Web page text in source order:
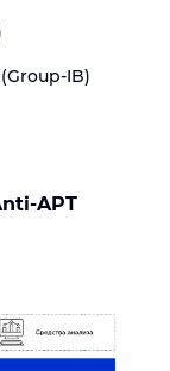
IB)
APT